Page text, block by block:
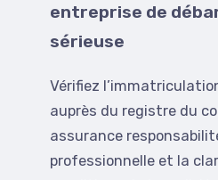
entreprise de
sérieuse
Vérifiez
auprès du registre du
assurance
professionnelle et la